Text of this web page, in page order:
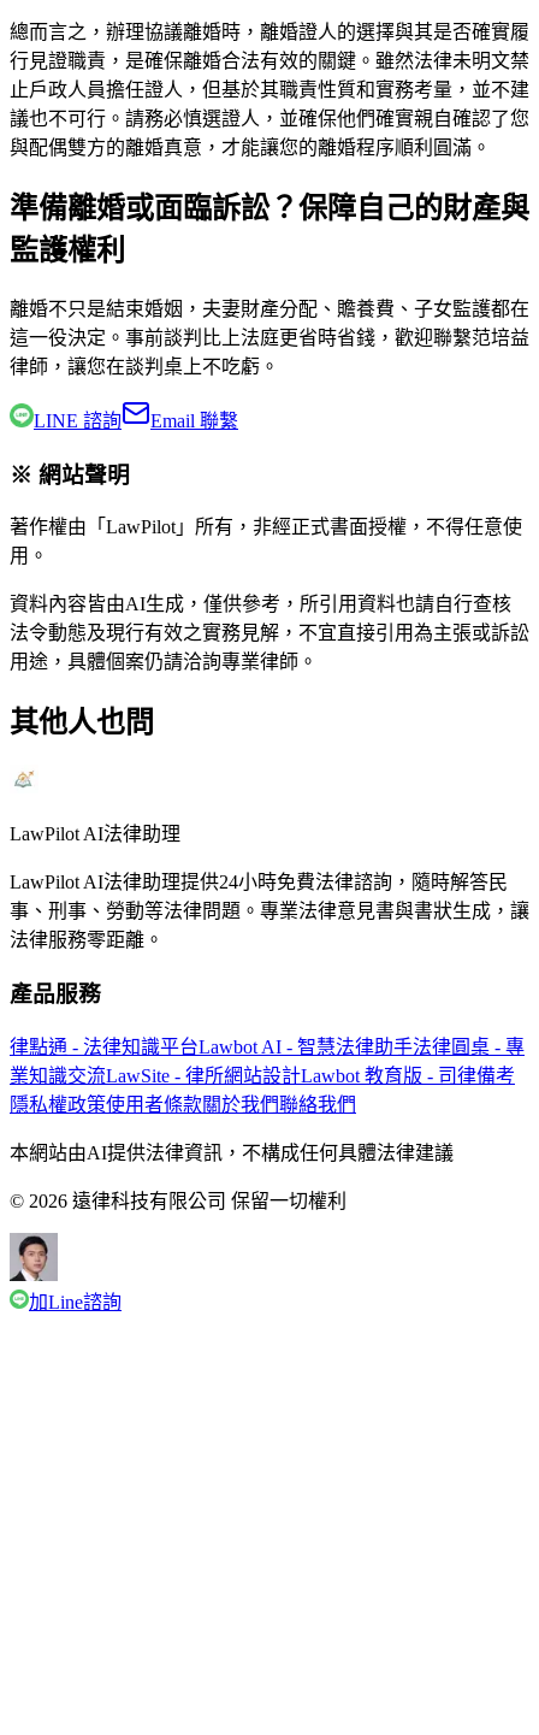
總而言之，辦理協議離婚時，離婚證人的選擇與其是否確實履
行見證職責，是確保離婚合法有效的關鍵。雖然法律未明文禁
止戶政人員擔任證人，但基於其職責性質和實務考量，並不建
議也不可行。請務必慎選證人，並確保他們確實親自確認了您
與配偶雙方的離婚真意，才能讓您的離婚程序順利圓滿。
準備離婚或面臨訴訟？保障自己的財產與
監護權利
離婚不只是結束婚姻，夫妻財產分配、贍養費、子女監護都在
這一役決定。事前談判比上法庭更省時省錢，歡迎聯繫范培益
律師 ，讓您在談判桌上不吃虧。
LINE 諮詢 Email 聯繫
※ 網站聲明
著作權由「LawPilot」所有，非經正式書面授權，不得任意使
用。
資料內容皆由AI生成，僅供參考，所引用資料也請自行查核
法令動態及現行有效之實務見解，不宜直接引用為主張或訴訟
用途，具體個案仍請洽詢專業律師。
其他人也問
LawPilot AI法律助理
LawPilot AI法律助理提供24小時免費法律諮詢，隨時解答民
事、刑事、勞動等法律問題。專業法律意見書與書狀生成，讓
法律服務零距離。
產品服務
律點通 - 法律知識平台Lawbot AI - 智慧法律助手法律圓桌 - 專
業知識交流LawSite - 律所網站設計Lawbot 教育版 - 司律備考
隱私權政策使用者條款關於我們聯絡我們
本網站由AI提供法律資訊，不構成任何具體法律建議
© 2026 遠律科技有限公司 保留一切權利
加Line諮詢